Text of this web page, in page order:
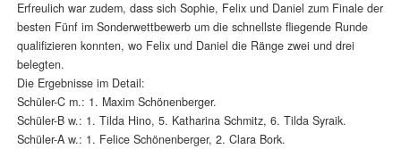
Erfreulich war zudem, dass sich Sophie, Felix und Daniel zum Finale der
besten Fünf im Sonderwettbewerb um die schnellste fliegende Runde
qualifizieren konnten, wo Felix und Daniel die Ränge zwei und drei
belegten.
Die Ergebnisse im Detail:
Schüler-C m.: 1. Maxim Schönenberger.
Schüler-B w.: 1. Tilda Hino, 5. Katharina Schmitz, 6. Tilda Syraik.
Schüler-A w.: 1. Felice Schönenberger, 2. Clara Bork.